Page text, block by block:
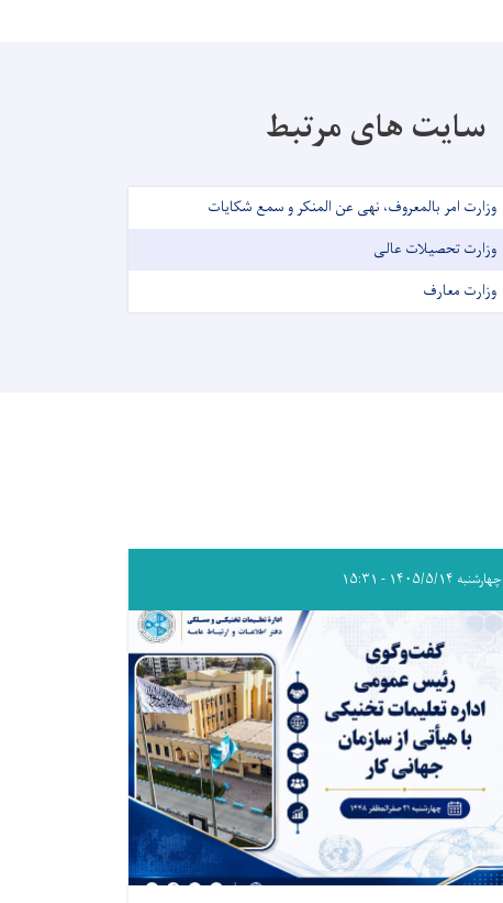
سایت های مرتبط
وزارت امر بالمعروف، نهی عن المنکر و سمع شکایات
وزارت تحصیلات عالی
وزارت معارف
چهارشنبه ۱۴۰۵/۵/۱۴ - ۱۵:۳۱